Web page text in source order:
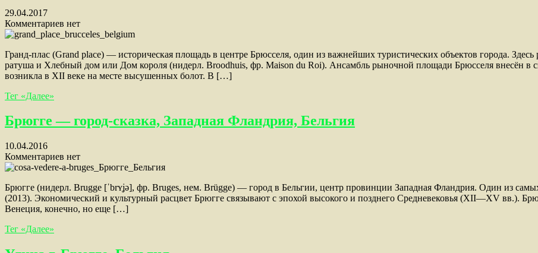
29.04.2017
Комментариев нет
Гранд-плас (Grand place) — историческая площадь в центре Брюсселя, один из важнейших туристических объектов города.
ратуша и Хлебный дом или Дом короля (нидерл. Broodhuis, фр. Maison du Roi). Ансамбль рыночной площади Брюсселя внесён
возникла в XII веке на месте высушенных болот. В […]
Тег «Далее»
Брюгге — город-сказка, Западная Фландрия, Бельгия
10.04.2016
Комментариев нет
Брюгге (нидерл. Brugge [ˈbrʏʝə], фр. Bruges, нем. Brügge) — город в Бельгии, центр провинции Западная Фландрия. Один из
(2013). Экономический и культурный расцвет Брюгге связывают с эпохой высокого и позднего Средневековья (XII—XV вв.).
Венеция, конечно, но еще […]
Тег «Далее»